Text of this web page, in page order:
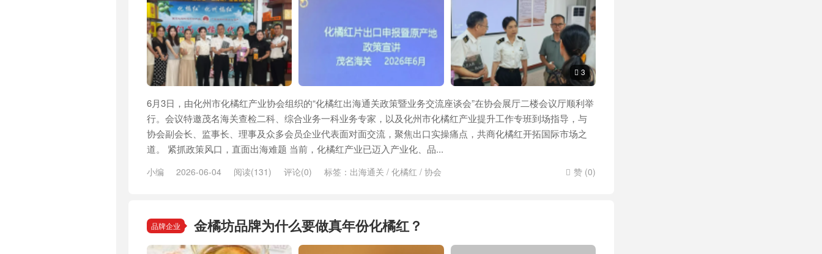
 3
6月3日，由化州市化橘红产业协会组织的“化橘红出海通关政策暨业务交流座谈会”在协会展厅二楼会议厅顺利举
行。会议特邀茂名海关查检二科、综合业务一科业务专家，以及化州市化橘红产业提升工作专班到场指导，与
协会副会长、监事长、理事及众多会员企业代表面对面交流，聚焦出口实操痛点，共商化橘红开拓国际市场之
道。 紧抓政策风口，直面出海难题 当前，化橘红产业已迈入产业化、品...
 赞 (0)
小编 2026-06-04 阅读(131) 评论(0) 标签： 出海通关 / 化橘红 / 协会
品牌企业 金橘坊品牌为什么要做真年份化橘红？